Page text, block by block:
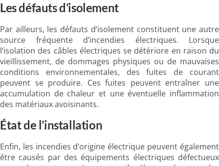
Les défauts d’isolement
Par ailleurs, les défauts d’isolement constituent une autre
source fréquente d’incendies électriques. Lorsque
l’isolation des câbles électriques se détériore en raison du
vieillissement, de dommages physiques ou de mauvaises
conditions environnementales, des fuites de courant
peuvent se produire. Ces fuites peuvent entraîner une
accumulation de chaleur et une éventuelle inflammation
des matériaux avoisinants.
État de l’installation
Enfin, les incendies d’origine électrique peuvent également
être causés par des équipements électriques défectueux